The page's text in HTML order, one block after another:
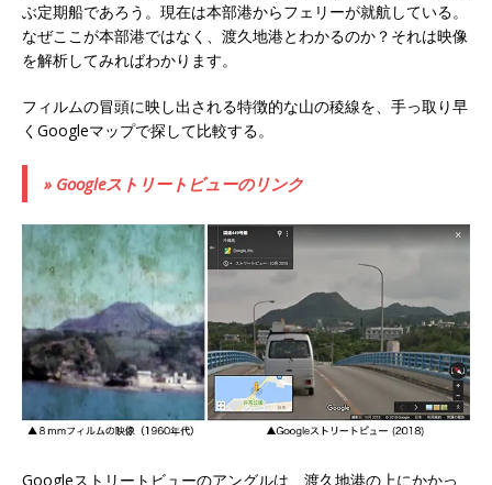
ぶ定期船であろう。現在は本部港からフェリーが就航している。
なぜここが本部港ではなく、渡久地港とわかるのか？それは映像
を解析してみればわかります。
フィルムの冒頭に映し出される特徴的な山の稜線を、手っ取り早
くGoogleマップで探して比較する。
» Googleストリートビューのリンク
Googleストリートビューのアングルは、渡久地港の上にかかっ